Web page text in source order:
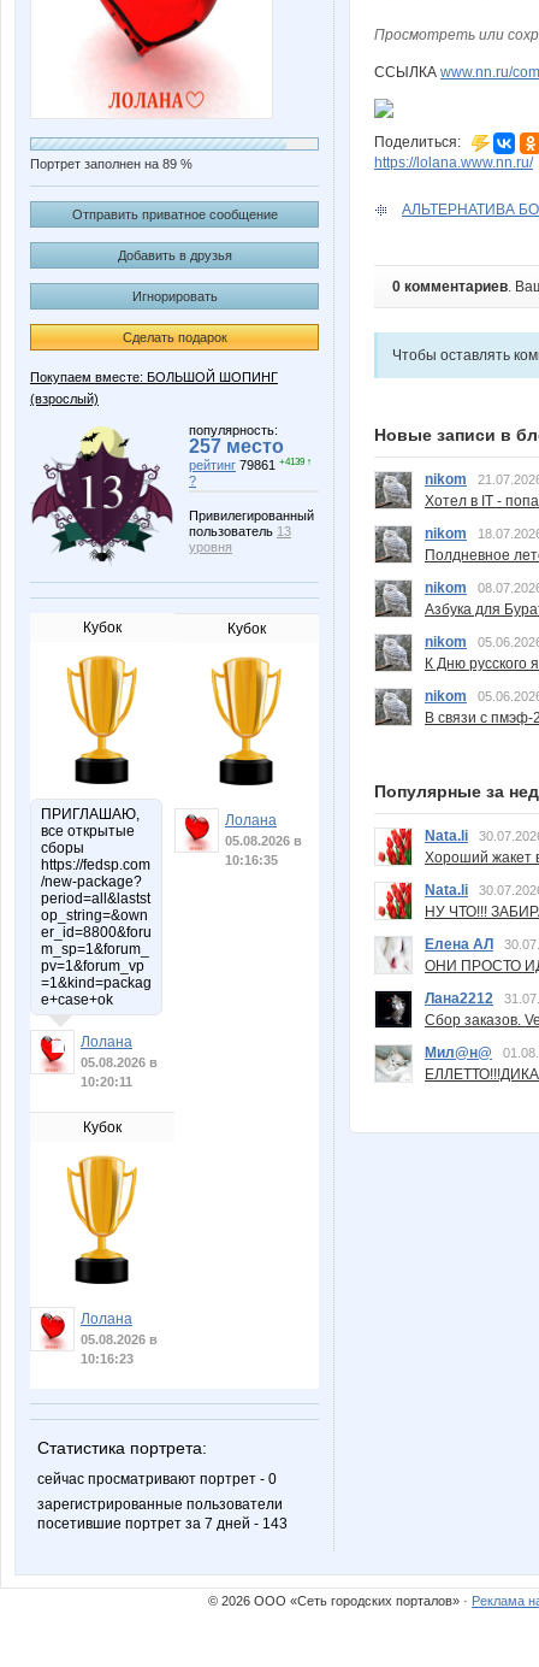
Портрет заполнен на 89 %
Отправить приватное сообщение
Добавить в друзья
Игнорировать
Сделать подарок
Покупаем вместе: БОЛЬШОЙ ШОПИНГ
(взрослый)
популярность:
257 место
рейтинг 79861 +4139 ↑
?
Привилегированный
пользователь 13
уровня
Кубок
ПРИГЛАШАЮ,
все открытые
сборы
https://fedsp.com
/new-package?
period=all&lastst
op_string=&own
er_id=8800&foru
m_sp=1&forum_
pv=1&forum_vp
=1&kind=packag
e+case+ok
Лолана
05.08.2026 в
10:20:11
Кубок
Лолана
05.08.2026 в
10:16:35
Кубок
Лолана
05.08.2026 в
10:16:23
Статистика портрета:
сейчас просматривают портрет - 0
зарегистрированные пользователи
посетившие портрет за 7 дней - 143
Просмотреть или
ССЫЛКА www.nn.ru/
Поделиться:
https://lolana.www.nn.ru/
АЛЬТЕРНАТИВА
0 комментариев.
Чтобы оставлять
Новые записи в
nikom
Хотел в IT -
nikom
Полдневное
nikom
Азбука для
nikom
К Дню русского
nikom
В связи с пмэф-
Популярные за
Nata.li
Хороший жакет
Nata.li
НУ ЧТО!!!
Елена АЛ
ОНИ ПРОСТО
Лана2212
Сбор заказов.
Мил@н@
© 2026 ООО «Сеть городских порталов» · Реклама